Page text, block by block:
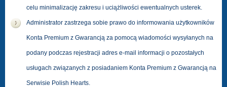
celu minimalizację zakresu i uciążliwości ewentualnych usterek.
Administrator zastrzega sobie prawo do informowania użytkowników
Konta Premium z Gwarancją za pomocą wiadomości wysyłanych na
podany podczas rejestracji adres e-mail informacji o pozostałych
usługach związanych z posiadaniem Konta Premium z Gwarancją na
Serwisie Polish Hearts.